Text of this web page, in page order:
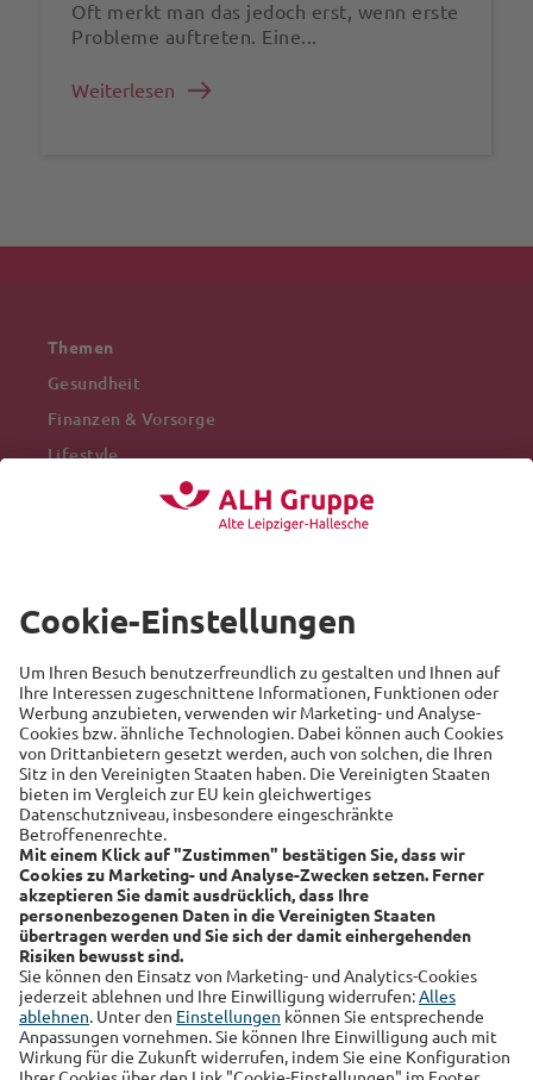
Oft merkt man das jedoch erst, wenn erste
Probleme auftreten. Eine...
Weiterlesen
Themen
Gesundheit
Finanzen & Vorsorge
Lifestyle
Recht
Auto
Sicherheit
Familie
Links
Alte Leipziger
Hallesche
RSS-Feed
Über uns
Kundenmagazin
Datenschutz Impressum Cookie Einstellungen